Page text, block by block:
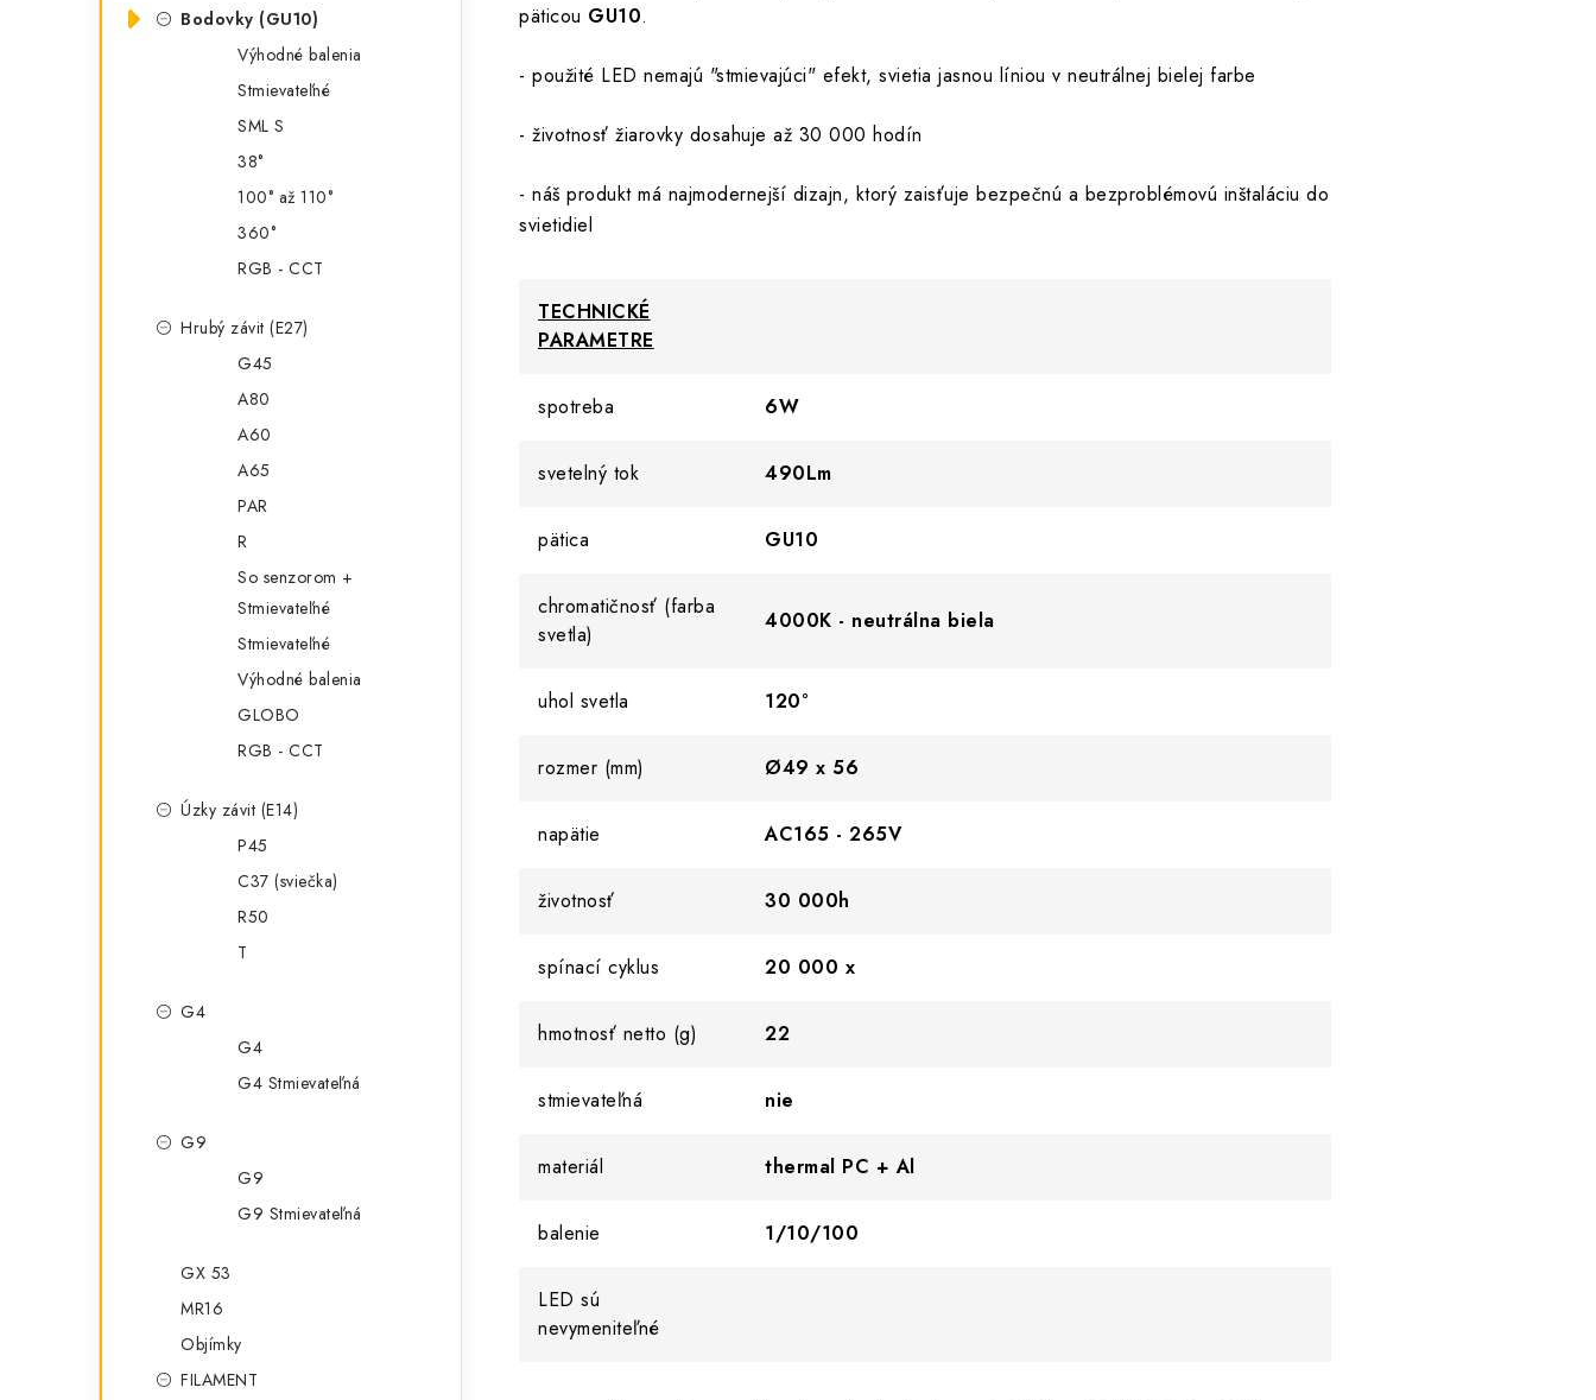
Bodovky (GU10)
Výhodné balenia
Stmievateľné
SML S
38°
100° až 110°
360°
RGB - CCT
Hrubý závit (E27)
G45
A80
A60
A65
PAR
R
So senzorom +
Stmievateľné
Stmievateľné
Výhodné balenia
GLOBO
RGB - CCT
Úzky závit (E14)
P45
C37 (sviečka)
R50
T
G4
G4
G4 Stmievateľná
G9
G9
G9 Stmievateľná
GX 53
MR16
Objímky
FILAMENT
päticou GU10.
- použité LED nemajú "stmievajúci" efekt, svietia jasnou líniou v neutrálnej bielej farbe
- životnosť žiarovky dosahuje až 30 000 hodín
- náš produkt má najmodernejší dizajn, ktorý zaisťuje bezpečnú a bezproblémovú inštaláciu do
svietidiel
TECHNICKÉ
PARAMETRE
spotreba 6W
svetelný tok 490Lm
pätica GU10
chromatičnosť (farba
svetla)
4000K - neutrálna biela
uhol svetla 120°
rozmer (mm) Ø49 x 56
napätie AC165 - 265V
životnosť 30 000h
spínací cyklus 20 000 x
hmotnosť netto (g) 22
stmievateľná nie
materiál thermal PC + Al
balenie 1/10/100
LED sú
nevymeniteľné